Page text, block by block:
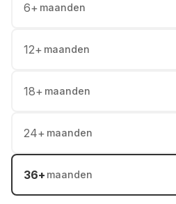
6+ maanden
12+ maanden
18+ maanden
24+ maanden
36+ maanden